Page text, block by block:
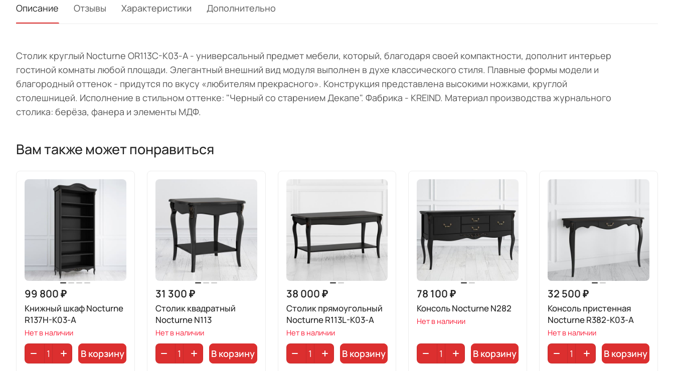
Описание Отзывы Характеристики Дополнительно
Столик круглый Nocturne OR113C-K03-A - универсальный предмет мебели, который, благодаря своей компактности, дополнит интерьер
гостиной комнаты любой площади. Элегантный внешний вид модуля выполнен в духе классического стиля. Плавные формы модели и
благородный оттенок - придутся по вкусу «любителям прекрасного». Конструкция представлена высокими ножками, круглой
столешницей. Исполнение в стильном оттенке: "Черный со старением Декапе". Фабрика - KREIND. Материал производства журнального
столика: берёза, фанера и элементы МДФ.
Вам также может понравиться
99 800 ₽
Книжный шкаф Nocturne
R137H-K03-A
Нет в наличии
В корзину
31 300 ₽
Столик квадратный
Nocturne N113
Нет в наличии
В корзину
38 000 ₽
Столик прямоугольный
Nocturne R113L-K03-A
Нет в наличии
В корзину
78 100 ₽
Консоль Nocturne N282
Нет в наличии
В корзину
32 500 ₽
Консоль пристенная
Nocturne R382-K03-A
Нет в наличии
В корзину